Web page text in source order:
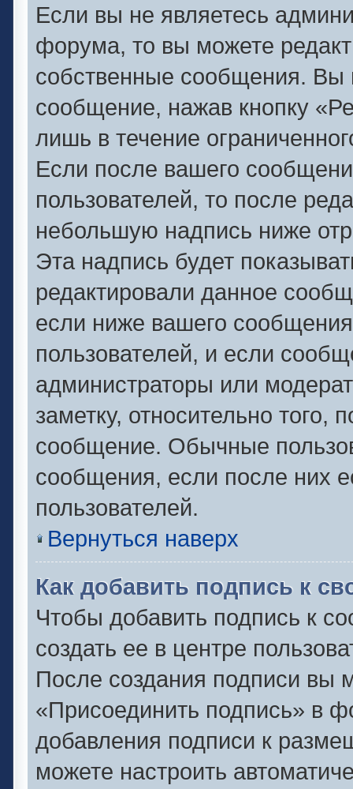
Если вы не являетесь
форума, то вы можете
собственные сообщения. Вы
сообщение, нажав кнопку
лишь в течение
Если после вашего
пользователей, то после
небольшую надпись ниже
Эта надпись будет
редактировали данное
если ниже вашего
пользователей, и если
администраторы или
заметку, относительно
сообщение. Обычные
сообщения, если после них
пользователей.
Вернуться наверх
Как добавить подпись к
Чтобы добавить подпись к
создать ее в центре
После создания подписи вы
«Присоединить подпись» в
добавления подписи к
можете настроить